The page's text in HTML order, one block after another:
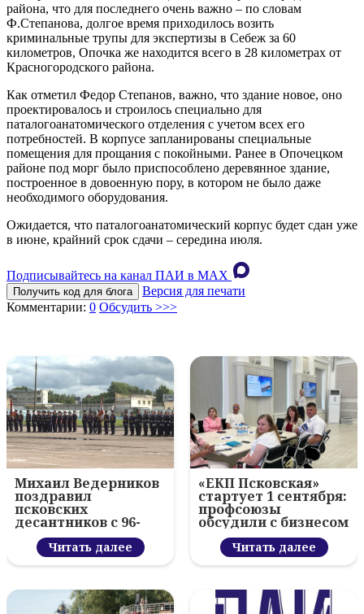
района, что для последнего очень важно – по словам
Ф.Степанова, долгое время приходилось возить
криминальные трупы для экспертизы в Себеж за 60
километров, Опочка же находится всего в 28 километрах от
Красногородского района.
Как отметил Федор Степанов, важно, что здание новое, оно
проектировалось и строилось специально для
паталогоанатомического отделения с учетом всех его
потребностей. В корпусе запланированы специальные
помещения для прощания с покойными. Ранее в Опочецком
районе под морг было приспособлено деревянное здание,
построенное в довоенную пору, в котором не было даже
необходимого оборудования.
Ожидается, что паталогоанатомический корпус будет сдан уже
в июне, крайний срок сдачи – середина июля.
Подписывайтесь на канал ПАИ в MAХ
Получить код для блога
Версия для печати
Комментарии: 0 Обсудить >>>
Михаил Ведерников
поздравил
псковских
десантников с 96-
летием ВДВ и
вручил награды
Читать далее
«ЕКП Псковская»
стартует 1 сентября:
профсоюзы
обсудили с бизнесом
новый цифровой
проектЧитать далее